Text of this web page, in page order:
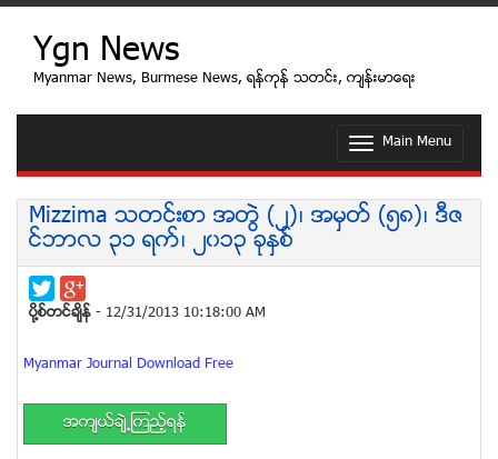
Ygn News
Myanmar News, Burmese News, ရန္ကုန္ သတင္း, က်န္းမာေရး
T
g
l
n
Main Menu
Mizzima သတင္းစာ အတြဲ (၂)၊ အမွတ္ (၅၈)၊ ဒီဇ
င္ဘာလ ၃၁ ရက္၊ ၂၀၁၃ ခုႏွစ္
ပုိ႔စ္တင္ခ်ိန္ - 12/31/2013 10:18:00 AM
Myanmar Journal Download Free
အက်ယ္ခ်ဲ႕ၾကည့္ရန္